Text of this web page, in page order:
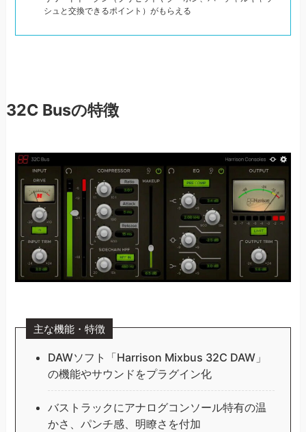
シュと交換できるポイント）がもらえる
32C Busの特徴
主な機能・特徴
DAWソフト「Harrison Mixbus 32C DAW」
の機能やサウンドをプラグイン化
バストラックにアナログコンソール特有の温
かさ、パンチ感、明瞭さを付加